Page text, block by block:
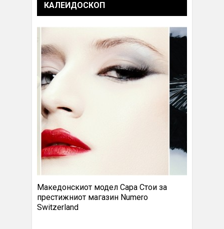
КАЛЕИДОСКОП
Македонскиот модел Сара Стои за
престижниот магазин Numero
Switzerland